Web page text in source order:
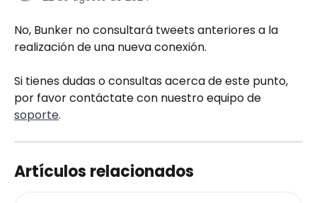
No, Bunker no consultará tweets anteriores a la
realización de una nueva conexión.
Si tienes dudas o consultas acerca de este punto,
por favor contáctate con nuestro equipo de
soporte.
Artículos relacionados